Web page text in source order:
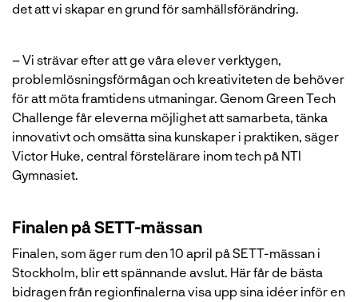
det att vi skapar en grund för samhällsförändring.
– Vi strävar efter att ge våra elever verktygen,
problemlösningsförmågan och kreativiteten de behöver
för att möta framtidens utmaningar. Genom Green Tech
Challenge får eleverna möjlighet att samarbeta, tänka
innovativt och omsätta sina kunskaper i praktiken, säger
Victor Huke, central förstelärare inom tech på NTI
Gymnasiet.
Finalen på SETT-mässan
Finalen, som äger rum den 10 april på SETT-mässan i
Stockholm, blir ett spännande avslut. Här får de bästa
bidragen från regionfinalerna visa upp sina idéer inför en